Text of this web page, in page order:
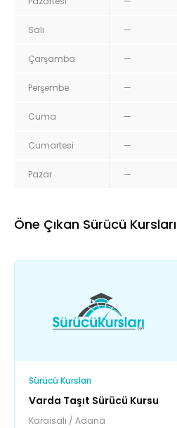
Salı —
Çarşamba —
Perşembe —
Cuma —
Cumartesi —
Pazar —
Öne Çıkan Sürücü Kursları
Sürücü Kursları
Varda Taşıt Sürücü Kursu
Karaisalı / Adana